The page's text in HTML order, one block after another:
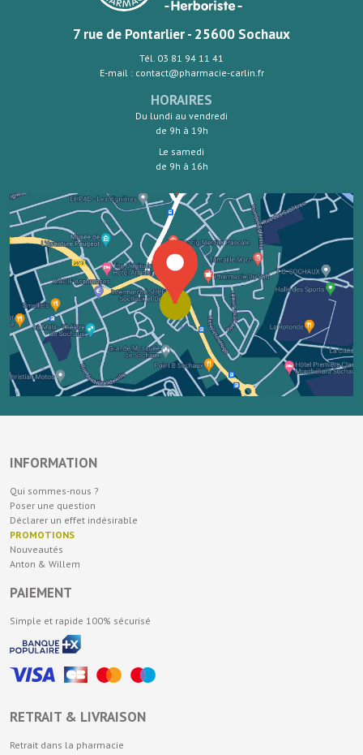
7 rue de Pontarlier - 25600 Sochaux
Tél. 03 81 94 11 41
E-mail : contact@pharmacie-carlin.fr
HORAIRES
Du lundi au vendredi
de 9h à 19h
Le samedi
de 9h à 16h
INFORMATION
Qui sommes-nous ?
Poser une question
Déclarer un effet indésirable
PROMOTIONS
Nouveautés
Anton & Willem
PAIEMENT
Simple et rapide 100% sécurisé
RETRAIT & LIVRAISON
Retrait dans la pharmacie